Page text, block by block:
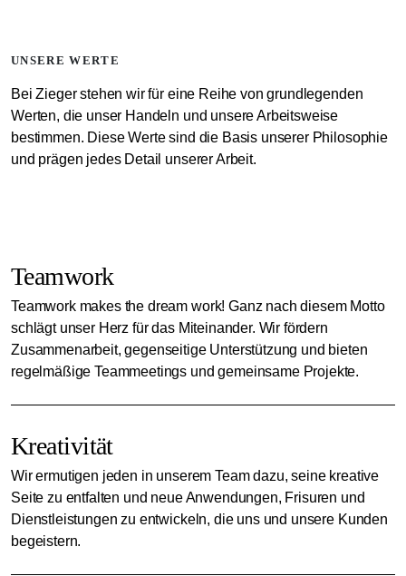
UNSERE WERTE
Bei Zieger stehen wir für eine Reihe von grundlegenden
Werten, die unser Handeln und unsere Arbeitsweise
bestimmen. Diese Werte sind die Basis unserer Philosophie
und prägen jedes Detail unserer Arbeit.
Teamwork
Teamwork makes the dream work! Ganz nach diesem Motto
schlägt unser Herz für das Miteinander. Wir fördern
Zusammenarbeit, gegenseitige Unterstützung und bieten
regelmäßige Teammeetings und gemeinsame Projekte.
Kreativität
Wir ermutigen jeden in unserem Team dazu, seine kreative
Seite zu entfalten und neue Anwendungen, Frisuren und
Dienstleistungen zu entwickeln, die uns und unsere Kunden
begeistern.